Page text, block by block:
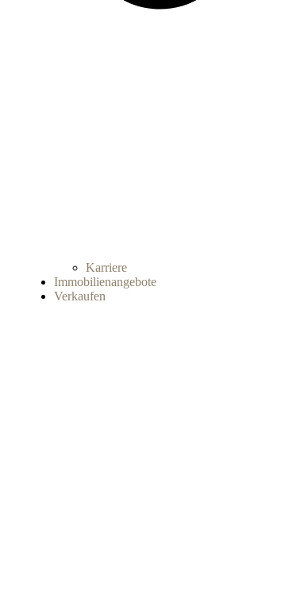
Karriere
Immobilienangebote
Verkaufen